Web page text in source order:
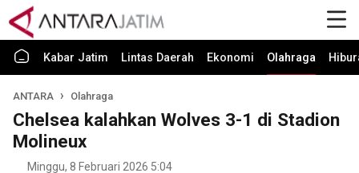
Kabar Jatim Lintas Daerah Ekonomi Olahraga
ANTARA Olahraga
Chelsea kalahkan Wolves 3-1 di Stadion
Molineux
Minggu, 8 Februari 2026 5:04